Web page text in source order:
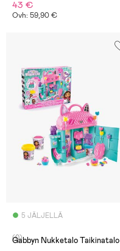
43 €
Ovh: 59,90 €
5 JÄLJELLÄ
(0)
Gabbyn Nukketalo Taikinatalo